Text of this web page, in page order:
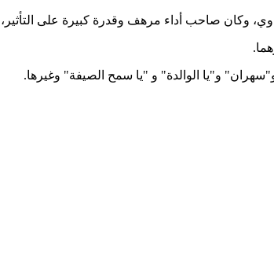
وكان صاحب أداء مرهف وقدرة كبيرة على
.
و"يا الوالدة" و "يا سمح الصيفة" وغيرها.